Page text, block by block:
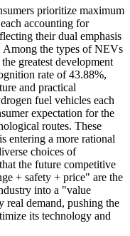
prioritize maximum
accounting for
their dual emphasis
Among the types of NEVs
greatest development
rate of 43.88%,
and practical
fuel vehicles each
expectation for the
routes. These
entering a more rational
choices of
the future competitive
+ safety + price" are the
into a "value
real demand, pushing the
its technology and